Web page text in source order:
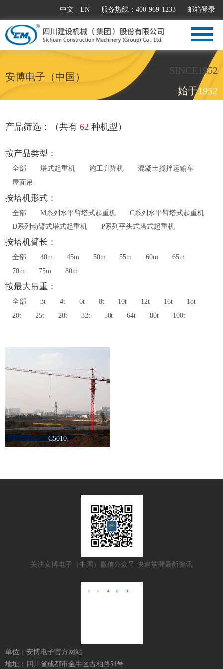
中文 EN 服务热线：400-969-1233 邮箱登录
安博电子（中国）
SINCE1952
始于1952
产品筛选：（共有62 种机型）
按产品类型：
全部 塔式起重机 施工升降机
混凝土搅拌运输车
屋面吊
按塔机形式：
全部 M系列水平臂塔式起重机
C系列水平臂塔式起重机
D系列动臂式塔式起重机
P系列平头式塔式起重机
按塔机臂长：
全部 40m 45m 50m 55m 60m
65m
70m
75m 80m
按最大吊重：
全部 3t 4t 6t 8t 10t 12t 16t
18t
20t
25t 28t 32t 50t 64t 80t 100t
C5010
关注安博电子（中国）微信公众号 快速掌握最新资讯
单位：安博电子官方网站
地址：四川省成都市金牛区古柏路54号